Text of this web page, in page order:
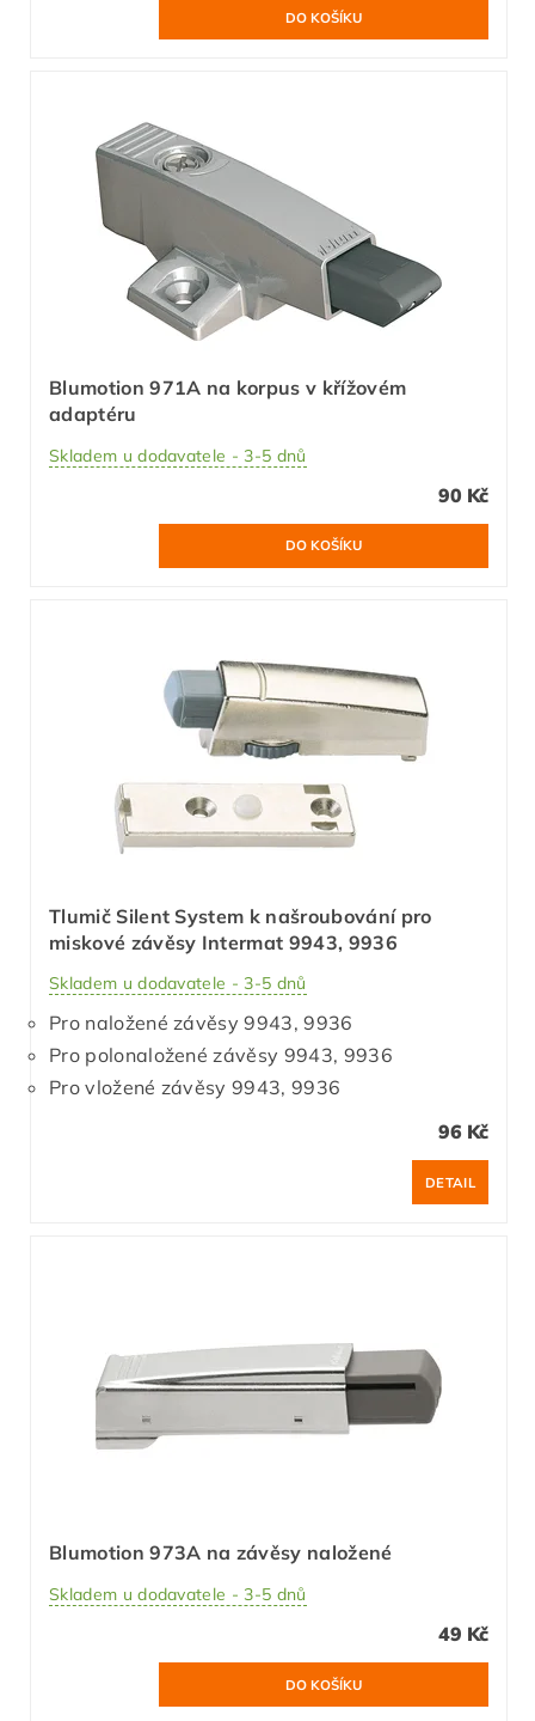
Blumotion 971A na korpus v křížovém
adaptéru
Skladem u dodavatele - 3-5 dnů
90 Kč
Tlumič Silent System k našroubování pro
miskové závěsy Intermat 9943, 9936
Skladem u dodavatele - 3-5 dnů
Pro naložené závěsy 9943, 9936
Pro polonaložené závěsy 9943, 9936
Pro vložené závěsy 9943, 9936
96 Kč
DETAIL
Blumotion 973A na závěsy naložené
Skladem u dodavatele - 3-5 dnů
49 Kč